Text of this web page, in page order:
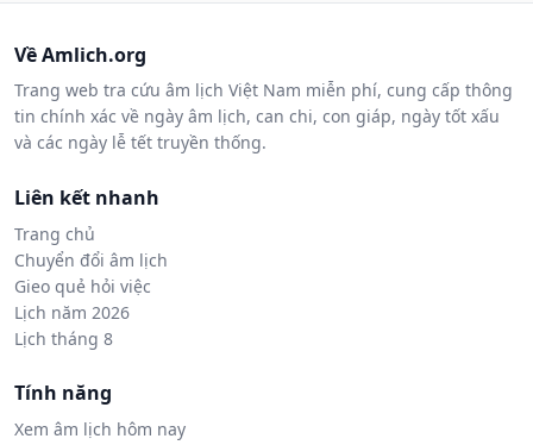
Về Amlich.org
Trang web tra cứu âm lịch Việt Nam miễn phí, cung cấp thông
tin chính xác về ngày âm lịch, can chi, con giáp, ngày tốt xấu
và các ngày lễ tết truyền thống.
Liên kết nhanh
Trang chủ
Chuyển đổi âm lịch
Gieo quẻ hỏi việc
Lịch năm 2026
Lịch tháng 8
Tính năng
Xem âm lịch hôm nay